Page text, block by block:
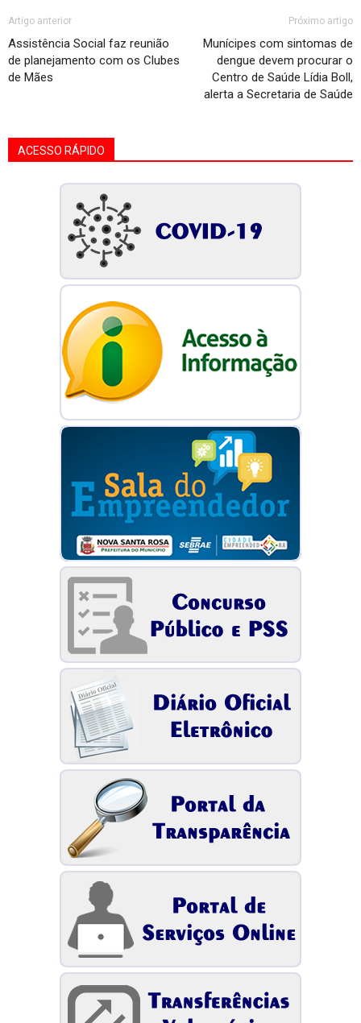
Artigo anterior
Assistência Social faz reunião
de planejamento com os Clubes
de Mães
Próximo artigo
Munícipes com sintomas de
dengue devem procurar o
Centro de Saúde Lídia Boll,
alerta a Secretaria de Saúde
ACESSO RÁPIDO